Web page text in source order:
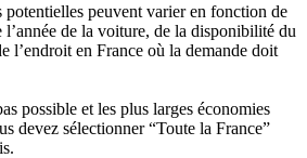
potentielles peuvent varier en fonction de
de la voiture, de la disponibilité du
l’endroit en France où la demande doit
possible et les plus larges économies
devez sélectionner “Toute la France”